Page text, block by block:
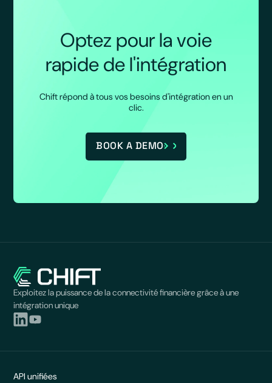
Optez pour la voie
rapide de l'intégration
Chift répond à tous vos besoins d'intégration en un
clic.
BOOK A DEMO
Exploitez la puissance de la connectivité financière grâce à une
intégration unique
API unifiées